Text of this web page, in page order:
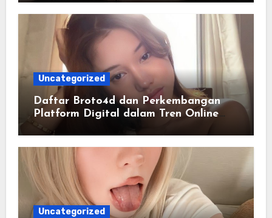
Uncategorized
Daftar Broto4d dan Perkembangan
Platform Digital dalam Tren Online
Masa Kini
Uncategorized